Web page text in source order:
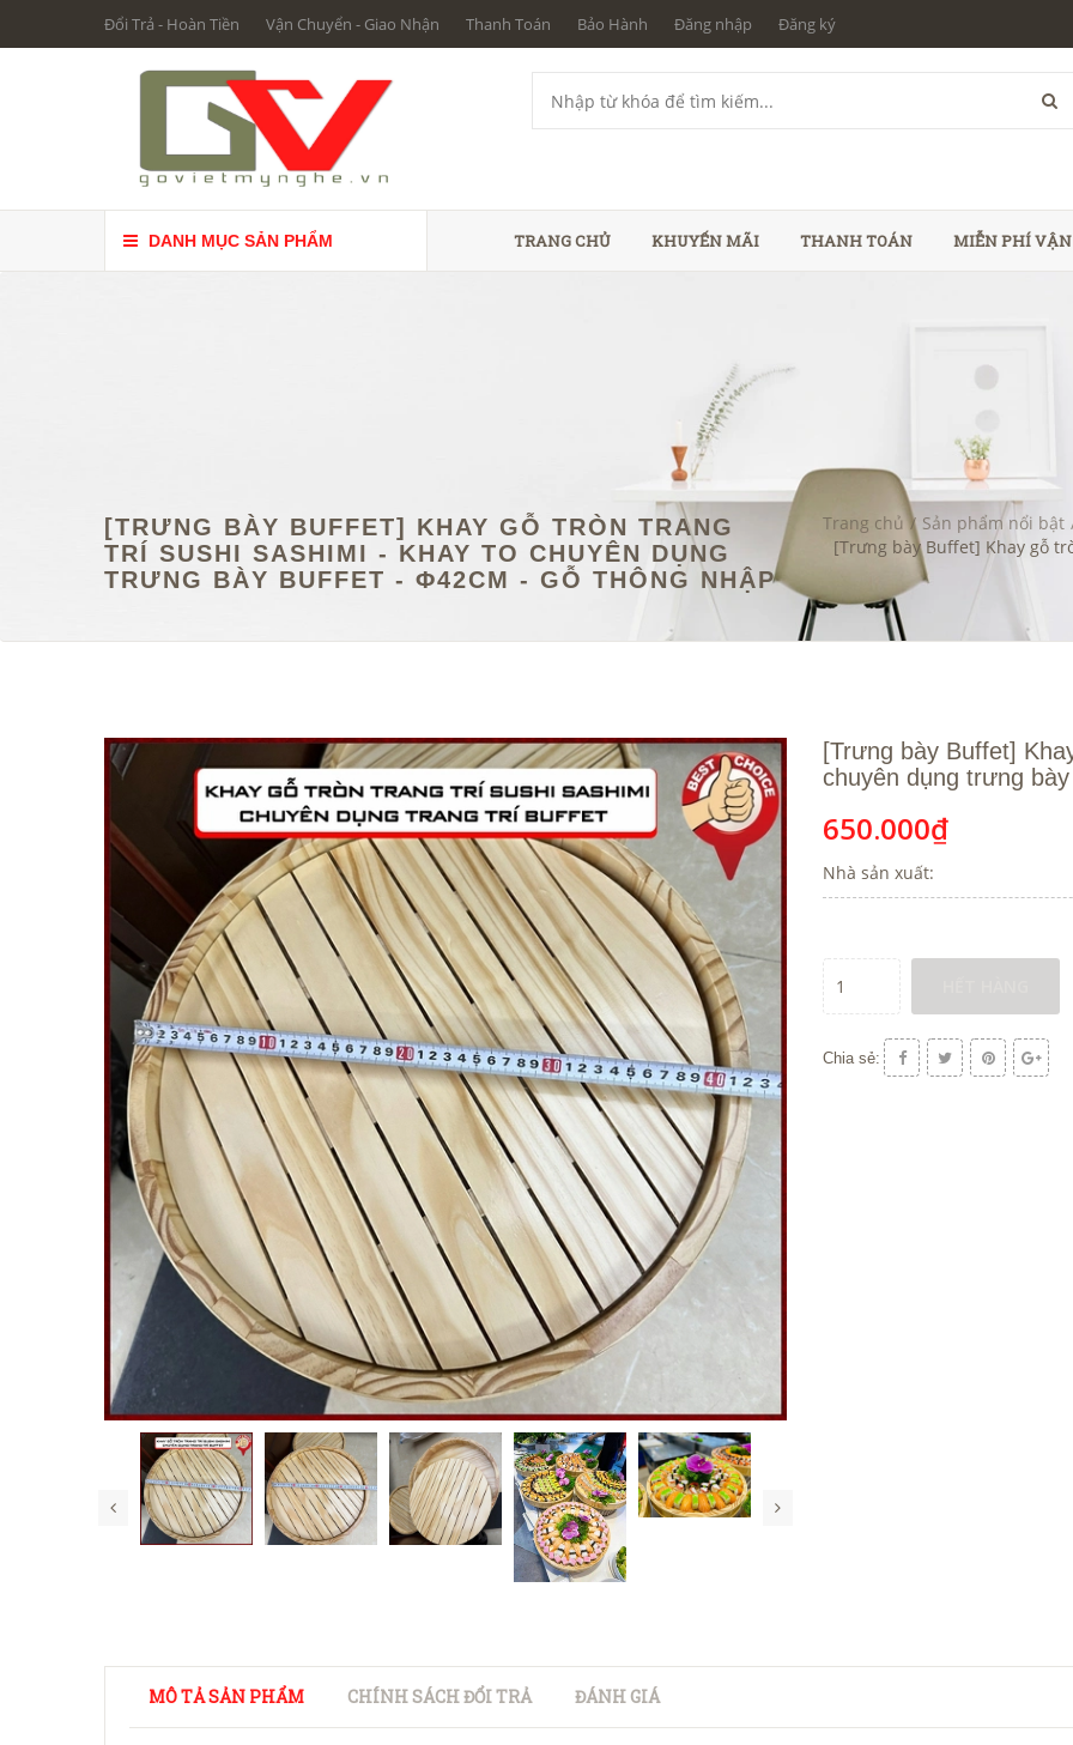
Đổi Trả - Hoàn Tiền Vận Chuyển - Giao Nhận Thanh Toán Bảo Hành Đăng nhập Đăng ký
DANH MỤC SẢN PHẨM TRANG CHỦ KHUYẾN MÃI THANH TOÁN MIỄN PHÍ
[TRƯNG BÀY BUFFET] KHAY GỖ TRÒN TRANG
TRÍ SUSHI SASHIMI - KHAY TO CHUYÊN DỤNG
TRƯNG BÀY BUFFET - Φ42CM - GỖ THÔNG NHẬP
Trang chủ / Sản phẩm nổi bật
[Trưng bày Buffet] Khay gỗ
[Trưng bày Buffet]
chuyên dụng trưng
650.000₫
Nhà sản xuất:
Chia sẻ:
MÔ TẢ SẢN PHẨM CHÍNH SÁCH ĐỔI TRẢ ĐÁNH GIÁ